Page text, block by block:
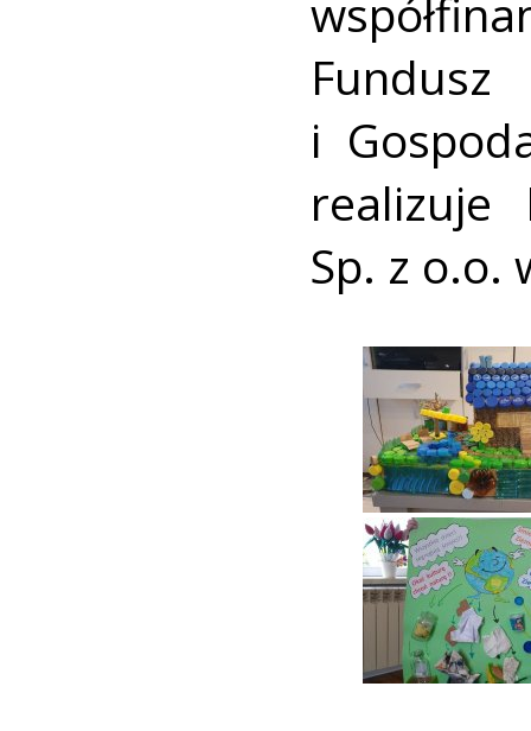
i
realizuje
Sp. z o.o.